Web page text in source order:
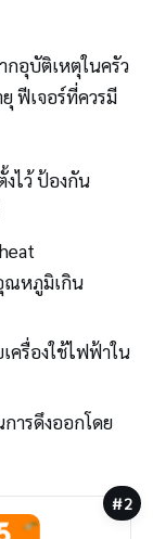
กอุบัติเหตุในครัว
ฟีเจอร์ที่ควรมี
ไว้ ป้องกัน
ณหภูมิเกิน
ครื่องใช้ไฟฟ้าใน
ารดึงออกโดย
#2